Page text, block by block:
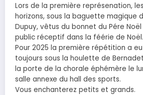
Lors de la première représenation,
horizons, sous la baguette magique
Dupuy, vêtus du bonnet du Pére
public réceptif dans la féérie de Noël.
Pour 2025 la première répétition a
toujours sous la houlette de
la porte de la chorale éphémère le
salle annexe du hall des sports.
Vous enchanterez petits et grands.